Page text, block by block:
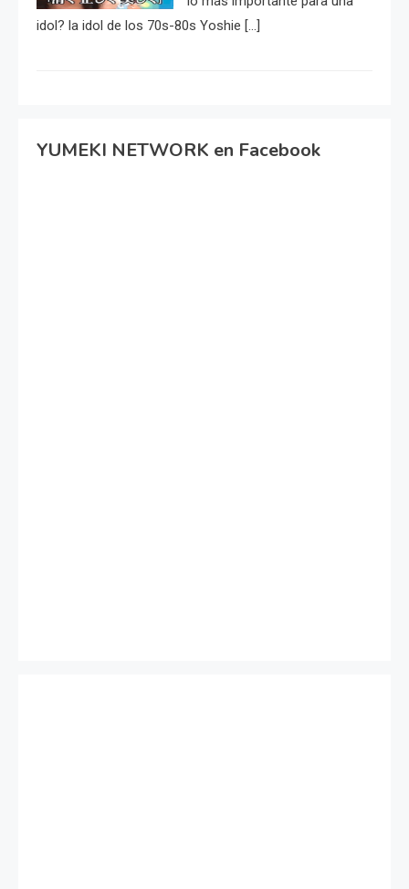
idol? la idol de los 70s-80s Yoshie […]
YUMEKI NETWORK en Facebook